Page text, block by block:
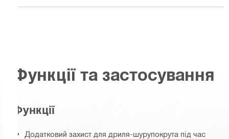
Функції та застосування
Функції
Додатковий захист для дриля-шурупокрута під час